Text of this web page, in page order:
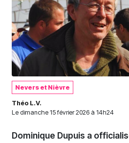
Nevers et Nièvre
Théo L.V.
Le dimanche 15 février 2026 à 14h24
Dominique Dupuis a